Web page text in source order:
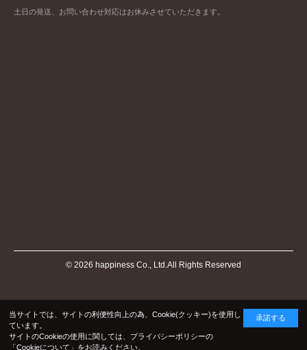
土日の発送、お問い合わせ対応はお休みさせていただきます。
© 2026 happiness Co., Ltd.All Rights Reserved
当サイトでは、サイトの利便性向上の為、Cookie(クッキー)を使用し
ています。
サイトのCookieの使用に関しては、プライバシーポリシーの
「Cookieについて」 をお読みください。
承諾する